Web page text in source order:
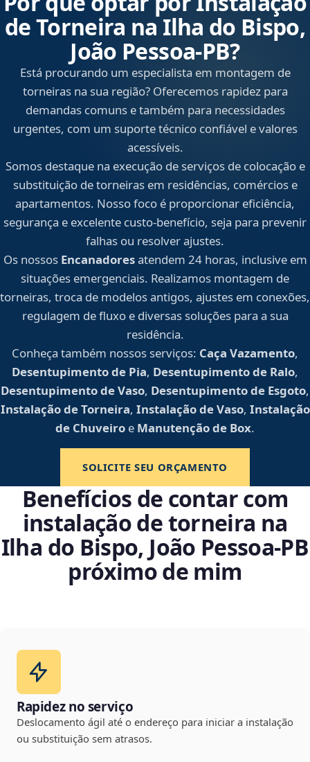
de Torneira na Ilha do Bispo,
João Pessoa‑PB?
Está procurando um especialista em montagem de
torneiras na sua região? Oferecemos rapidez para
demandas comuns e também para necessidades
urgentes, com um suporte técnico confiável e valores
acessíveis.
Somos destaque na execução de serviços de colocação e
substituição de torneiras em residências, comércios e
apartamentos. Nosso foco é proporcionar eficiência,
segurança e excelente custo-benefício, seja para prevenir
falhas ou resolver ajustes.
Os nossos Encanadoresatendem 24 horas, inclusive em
situações emergenciais. Realizamos montagem de
torneiras, troca de modelos antigos, ajustes em conexões,
regulagem de fluxo e diversas soluções para a sua
residência.
Conheça também nossos serviços: Caça Vazamento,
Desentupimento de Pia, Desentupimento de Ralo,
Desentupimento de Vaso, Desentupimento de Esgoto,
Instalação de Torneira, Instalação de Vaso, Instalação
de Chuveiro e Manutenção de Box.
SOLICITE SEU ORÇAMENTO
Benefícios de contar com
instalação de torneira na
Ilha do Bispo, João Pessoa‑PB
próximo de mim
Rapidez no serviço
Deslocamento ágil até o endereço para iniciar a instalação
ou substituição sem atrasos.